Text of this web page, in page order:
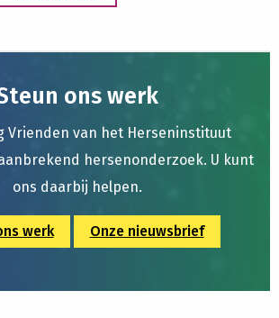
ons werk
Vrienden van het Herseninstituut
hersenonderzoek. U kunt
ons daarbij helpen.
werk Onze nieuwsbrief